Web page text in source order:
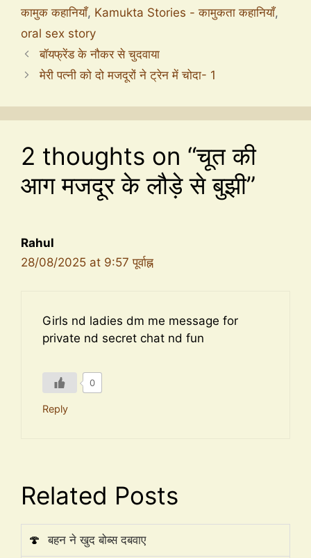
कामुक कहानियाँ, Kamukta Stories - कामुकता कहानियाँ,
oral sex story
बॉयफ्रेंड के नौकर से चुदवाया
मेरी पत्नी को दो मजदूरों ने ट्रेन में चोदा- 1
2 thoughts on “चूत की
आग मजदूर के लौड़े से बुझी”
Rahul
28/08/2025 at 9:57 पूर्वाह्न
Girls nd ladies dm me message for
private nd secret chat nd fun
0
Reply
Related Posts
🍄 बहन ने खुद बोब्स दबवाए